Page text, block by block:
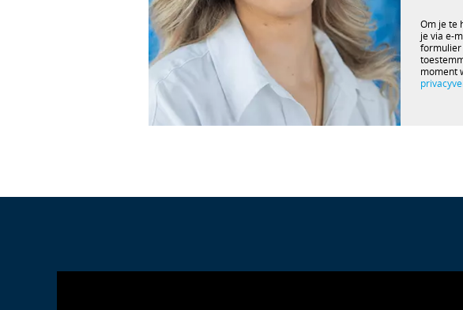
Om je te
je via e-
formulier
moment